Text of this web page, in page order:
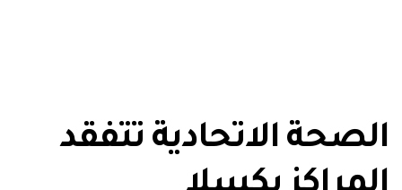
الصحة الاتحادية تتفقد